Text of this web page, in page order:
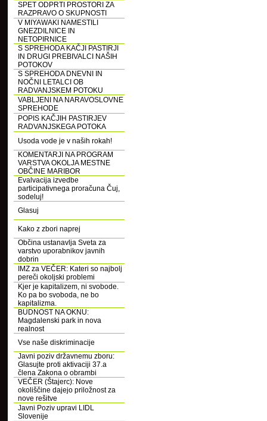
SPET ODPRTI PROSTORI ZA
RAZPRAVO O SKUPNOSTI
V MIYAWAKI NAMESTILI
GNEZDILNICE IN
NETOPIRNICE
S SPREHODA KAČJI PASTIRJI
IN DRUGI PREBIVALCI NAŠIH
POTOKOV
S SPREHODA DNEVNI IN
NOČNI LETALCI OB
RADVANJSKEM POTOKU
VABLJENI NA NARAVOSLOVNE
SPREHODE
POPIS KAČJIH PASTIRJEV
RADVANJSKEGA POTOKA
Usoda vode je v naših rokah!
KOMENTARJI NA PROGRAM
VARSTVA OKOLJA MESTNE
OBČINE MARIBOR
Evalvacija izvedbe
participativnega proračuna Čuj,
sodeluj!
Glasuj
Kako z zbori naprej
Občina ustanavlja Sveta za
varstvo uporabnikov javnih
dobrin
IMZ za VEČER: Kateri so najbolj
pereči okoljski problemi
Kjer je kapitalizem, ni svobode.
Ko pa bo svoboda, ne bo
kapitalizma.
BUDNOST NA OKNU:
Magdalenski park in nova
realnost
Vse naše diskriminacije
Javni poziv državnemu zboru:
Glasujte proti aktivaciji 37.a
člena Zakona o obrambi
VEČER (Štajerc): Nove
okoliščine dajejo priložnost za
nove rešitve
Javni Poziv upravi LIDL
Slovenije